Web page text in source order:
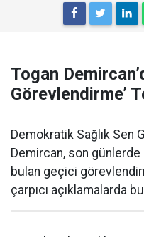
Togan
Görevlendirme’
Demokratik Sağlık Sen
Demircan, son
bulan geçici
çarpıcı açıklamalarda